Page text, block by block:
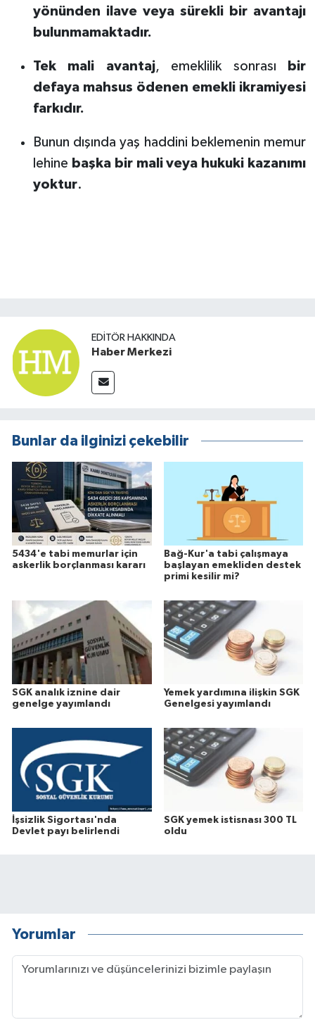
yönünden ilave veya sürekli bir avantajı
bulunmamaktadır.
Tek mali avantaj, emeklilik sonrası
bir
defaya mahsus ödenen emekli ikramiyesi
farkıdır.
Bunun dışında yaş haddini beklemenin memur
lehine başka bir mali veya hukuki kazanımı
yoktur.
EDITÖR HAKKINDA
Haber Merkezi
Bunlar da ilginizi çekebilir
5434'e tabi memurlar için
askerlik borçlanması kararı
Bağ-Kur'a tabi çalışmaya
başlayan emekliden destek
primi kesilir mi?
SGK analık iznine dair
genelge yayımlandı
Yemek yardımına ilişkin SGK
Genelgesi yayımlandı
İşsizlik Sigortası'nda
Devlet payı belirlendi
SGK yemek istisnası 300 TL
oldu
Yorumlar